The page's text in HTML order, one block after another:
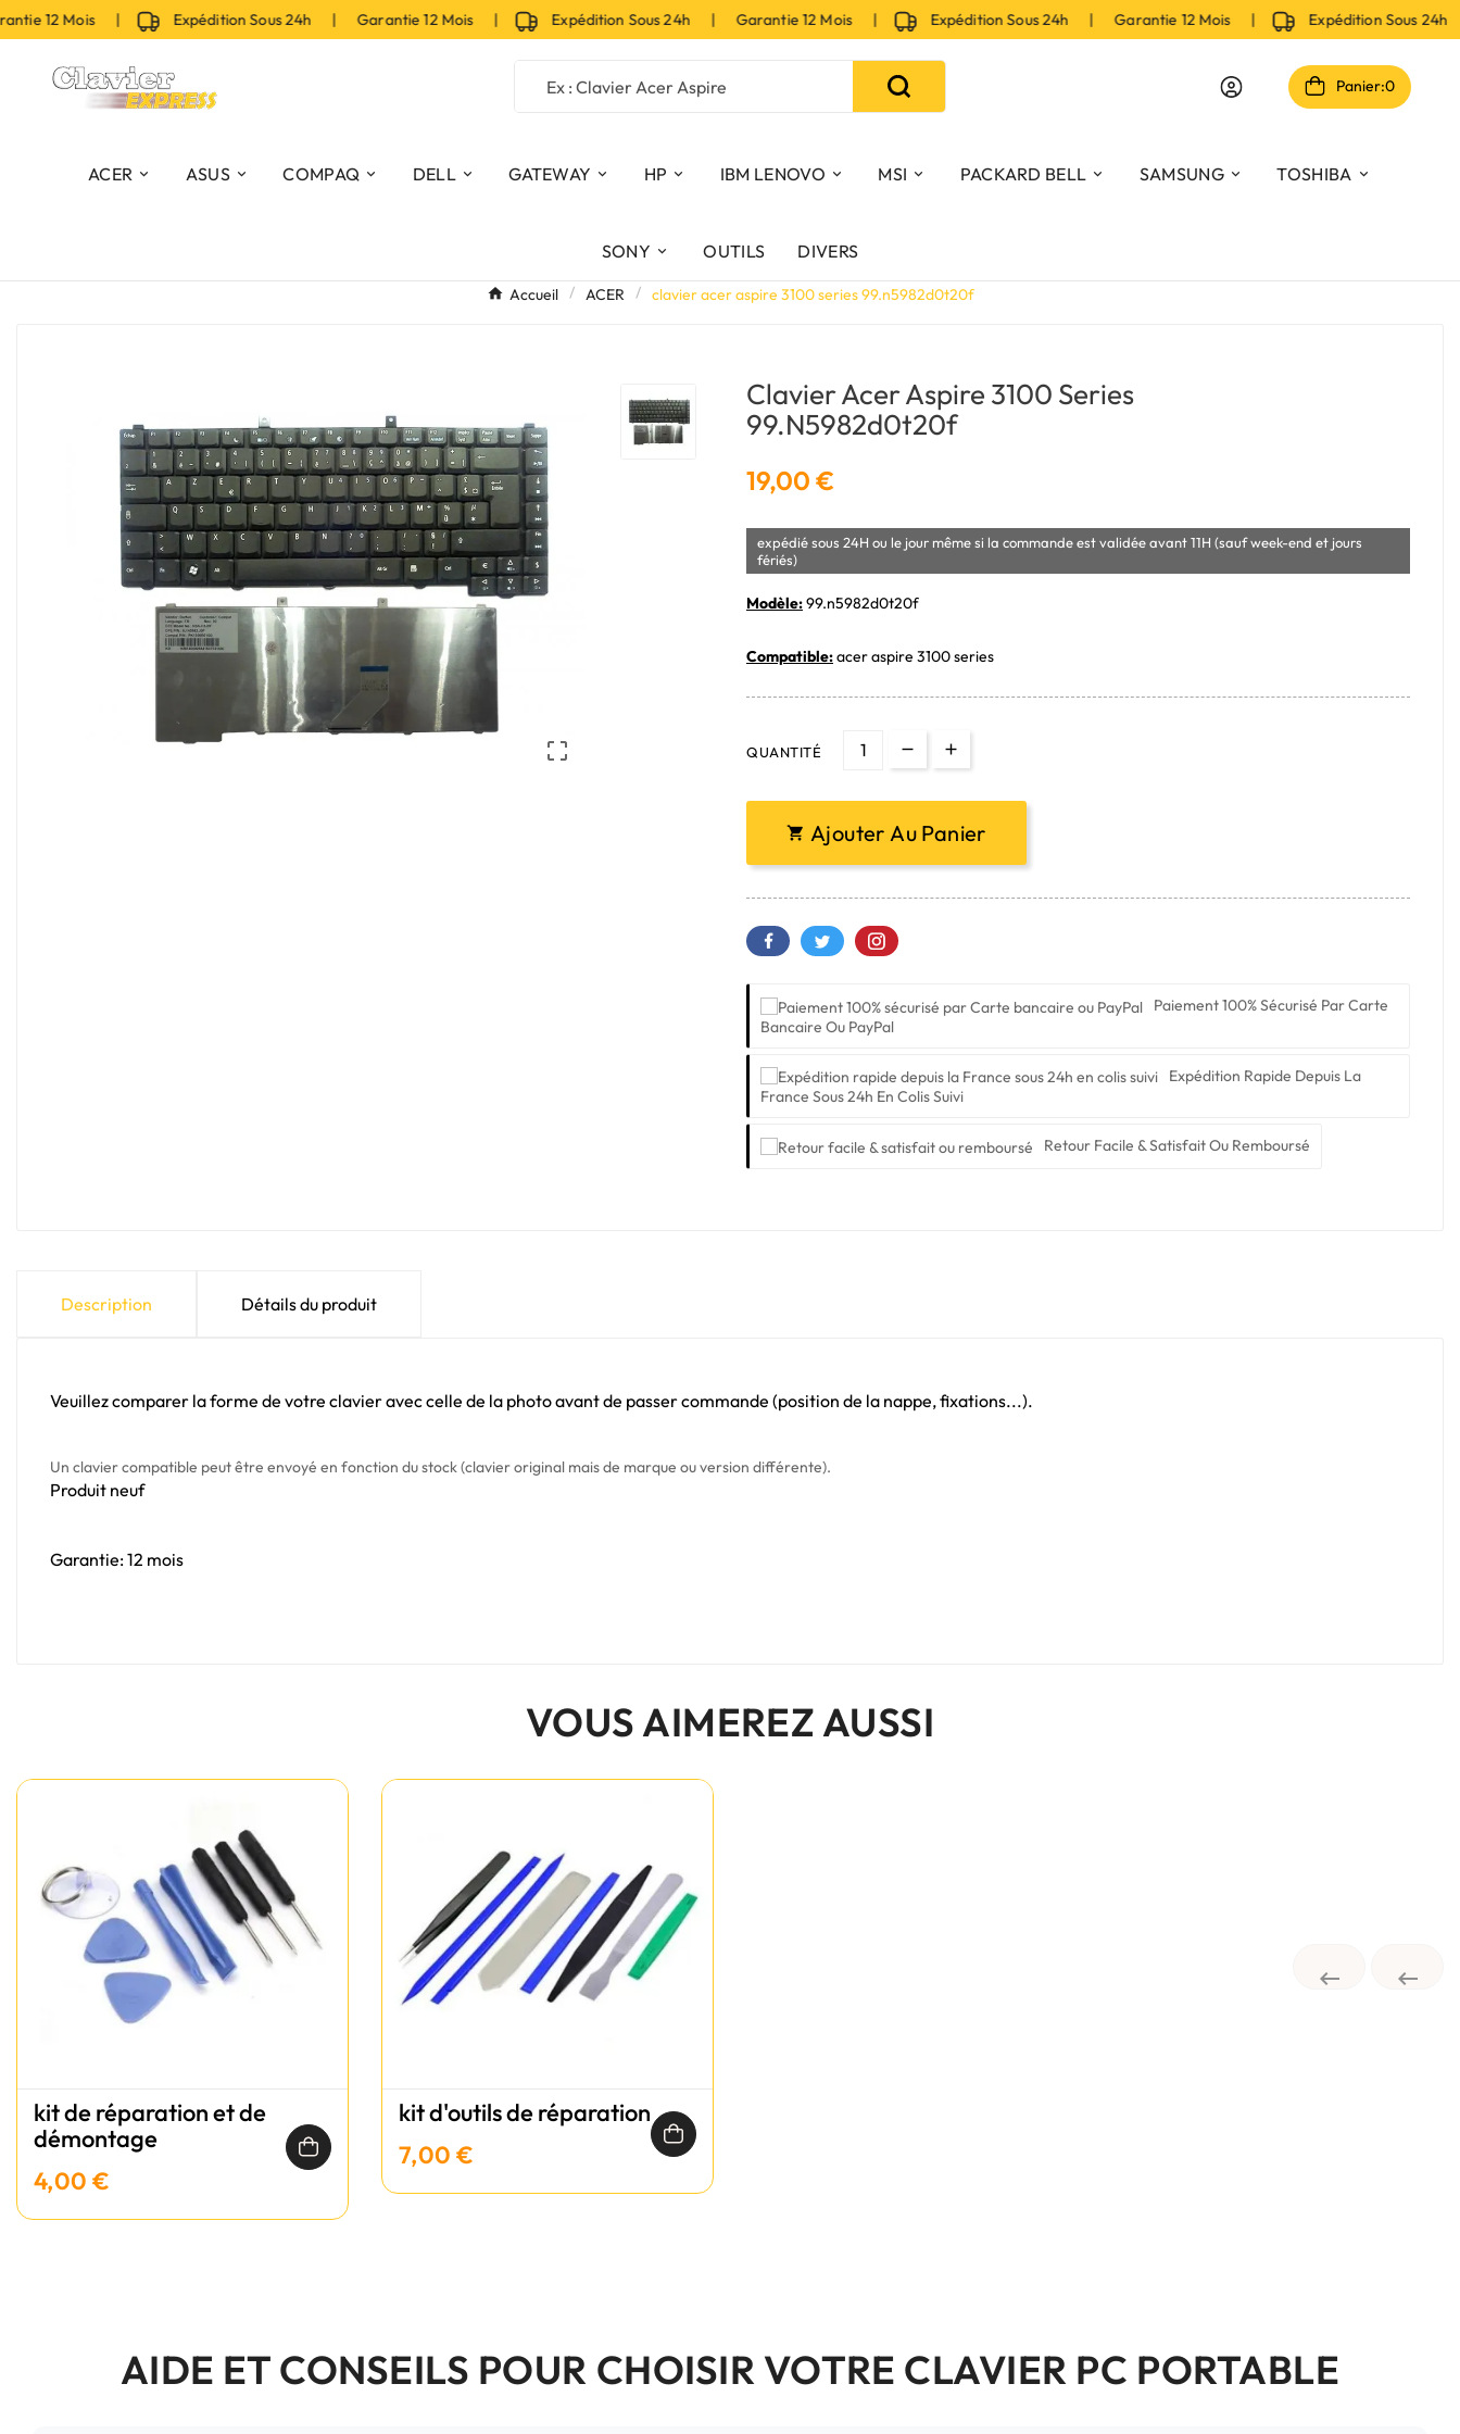
12 Mois | Expédition Sous 24h | Garantie 12 Mois | Expédition Sous 24h | Garantie 12 Mois | Expédition Sous 24h | Garantie 12 Mois | Expédition Sous 24h
Panier:0
ACER ASUS COMPAQ DELL GATEWAY HP IBM LENOVO MSI PACKARD BELL SAMSUNG TOSHIBA
SONY OUTILS DIVERS
Accueil ACER clavier acer aspire 3100 series 99.n5982d0t20f

Clavier Acer Aspire 3100 Series
99.n5982d0t20f
19,00 €
expédié sous 24H ou le jour même si la commande est validée avant 11H (sauf week-end et jours
fériés)
Modèle:99.n5982d0t20f
Compatible:acer aspire 3100 series
QUANTITÉ
 Ajouter Au Panier
Paiement 100% Sécurisé Par Carte
Bancaire Ou PayPal
Expédition Rapide Depuis La
France Sous 24h En Colis Suivi
Retour Facile & Satisfait Ou Remboursé
Description Détails du produit
Veuillez comparer la forme de votre clavier avec celle de la photo avant de passer commande (position de la nappe, fixations...).
Un clavier compatible peut être envoyé en fonction du stock (clavier original mais de marque ou version différente).
Produit neuf
Garantie: 12 mois
VOUS AIMEREZ AUSSI
 
kit de réparation et de
démontage
4,00 €
kit d'outils de réparation
7,00 €
AIDE ET CONSEILS POUR CHOISIR VOTRE CLAVIER PC PORTABLE